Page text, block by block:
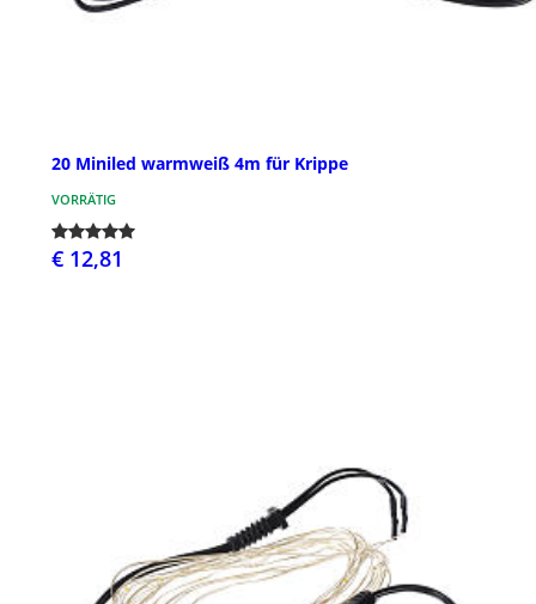
20 Miniled warmweiß 4m für Krippe
VORRÄTIG
€ 12,81